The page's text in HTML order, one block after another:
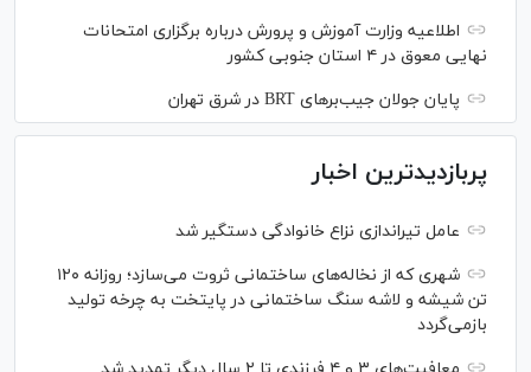
اطلاعیه وزارت آموزش و پرورش درباره برگزاری امتحانات
نهایی معوق در ۴ استان جنوبی کشور
پایان جولان جیب‌بر‌های BRT در شرق تهران
پربازدیدترین اخبار
عامل تیراندازی نزاع خانوادگی دستگیر شد
شهری که از نخاله‌های ساختمانی ثروت می‌سازد؛ روزانه ۱۲۰
تن شیشه و لاشه سنگ ساختمانی در پایتخت به چرخه تولید
بازمی‌گردد